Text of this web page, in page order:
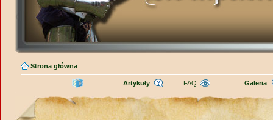
Strona główna
Artykuły FAQ Galeria